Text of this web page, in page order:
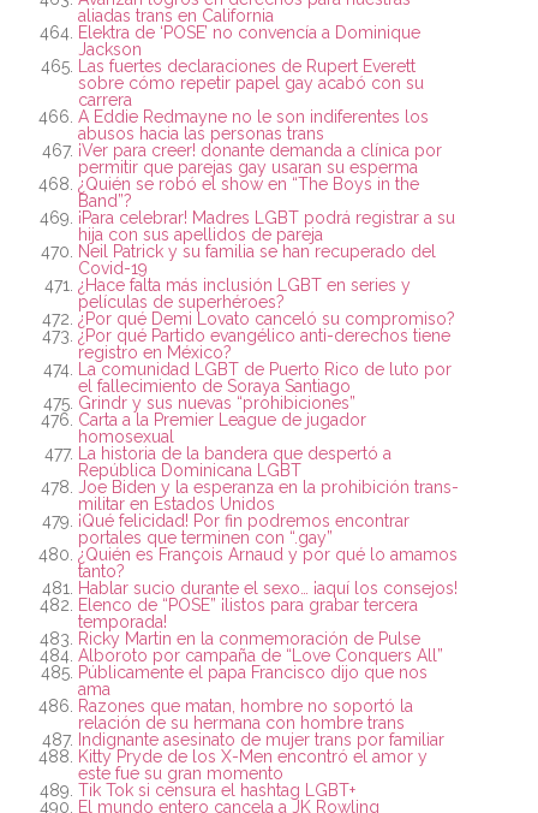
aliadas trans en California
Elektra de ‘POSE’ no convencía a Dominique
Jackson
Las fuertes declaraciones de Rupert Everett
sobre cómo repetir papel gay acabó con su
carrera
A Eddie Redmayne no le son indiferentes los
abusos hacia las personas trans
¡Ver para creer! donante demanda a clínica por
permitir que parejas gay usaran su esperma
¿Quién se robó el show en “The Boys in the
Band”?
¡Para celebrar! Madres LGBT podrá registrar a su
hija con sus apellidos de pareja
Neil Patrick y su familia se han recuperado del
Covid-19
¿Hace falta más inclusión LGBT en series y
películas de superhéroes?
¿Por qué Demi Lovato canceló su compromiso?
¿Por qué Partido evangélico anti-derechos tiene
registro en México?
La comunidad LGBT de Puerto Rico de luto por
el fallecimiento de Soraya Santiago
Grindr y sus nuevas “prohibiciones”
Carta a la Premier League de jugador
homosexual
La historia de la bandera que despertó a
República Dominicana LGBT
Joe Biden y la esperanza en la prohibición trans-
militar en Estados Unidos
¡Qué felicidad! Por fin podremos encontrar
portales que terminen con “.gay”
¿Quién es François Arnaud y por qué lo amamos
tanto?
Hablar sucio durante el sexo… ¡aquí los consejos!
Elenco de “POSE” ¡listos para grabar tercera
temporada!
Ricky Martin en la conmemoración de Pulse
Alboroto por campaña de “Love Conquers All”
Públicamente el papa Francisco dijo que nos
ama
Razones que matan, hombre no soportó la
relación de su hermana con hombre trans
Indignante asesinato de mujer trans por familiar
Kitty Pryde de los X-Men encontró el amor y
este fue su gran momento
Tik Tok si censura el hashtag LGBT+
El mundo entero cancela a JK Rowling